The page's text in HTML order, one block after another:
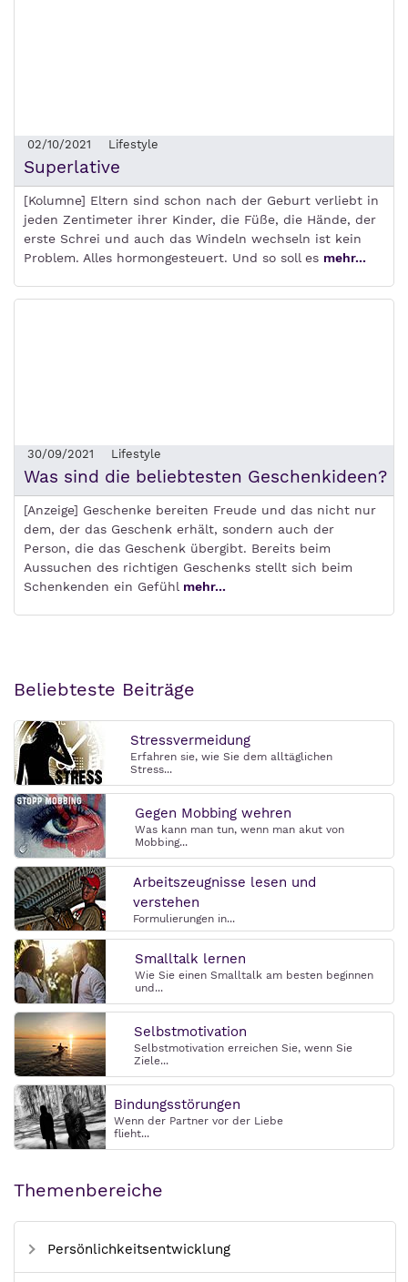
02/10/2021 Lifestyle
Superlative
[Kolumne] Eltern sind schon nach der Geburt verliebt in
jeden Zentimeter ihrer Kinder, die Füße, die Hände, der
erste Schrei und auch das Windeln wechseln ist kein
Problem. Alles hormongesteuert. Und so soll es mehr...
30/09/2021 Lifestyle
Was sind die beliebtesten Geschenkideen?
[Anzeige] Geschenke bereiten Freude und das nicht nur
dem, der das Geschenk erhält, sondern auch der
Person, die das Geschenk übergibt. Bereits beim
Aussuchen des richtigen Geschenks stellt sich beim
Schenkenden ein Gefühl mehr...
Beliebteste Beiträge
Stressvermeidung
Erfahren sie, wie Sie dem alltäglichen
Stress...
Gegen Mobbing wehren
Was kann man tun, wenn man akut von
Mobbing...
Arbeitszeugnisse lesen und
verstehen
Formulierungen in...
Smalltalk lernen
Wie Sie einen Smalltalk am besten beginnen
und...
Selbstmotivation
Selbstmotivation erreichen Sie, wenn Sie
Ziele...
Bindungsstörungen
Wenn der Partner vor der Liebe
flieht...
Themenbereiche
Persönlichkeitsentwicklung